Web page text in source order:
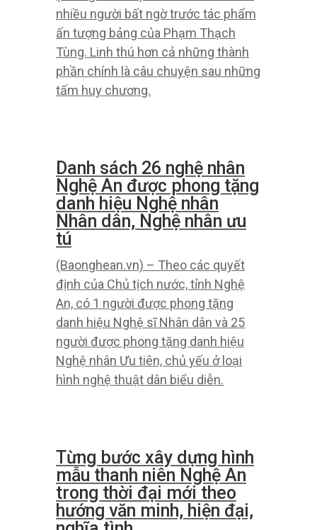
Vòng 17 V.League 2022:
Hà Nội FC đứng đầu,
Sông Lam Nghệ An thả
thính mục tiêu top 5
diễn, ban huấn luyện. Trong khi đó,
nếu không kịp chỉnh sửa, mục tiêu 5
của Sông Lam Nghệ An cũng gặp
khó khăn.
Cậu bé ‘hạt tiêu’ và trình
điều hành chinh phục
nhiều môn học
(Baonghean.vn) – Chắc chắn sẽ rất
nhiều người bất ngờ trước tác phẩm
tấm huy chương.